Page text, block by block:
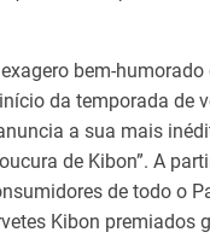
bem-humorado
da temporada de
a sua mais
de Kibon”. A
de todo o
Kibon premiados